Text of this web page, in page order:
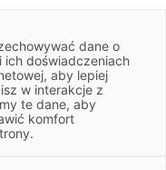
dane o
ich doświadczeniach
aby lepiej
w interakcje z
te dane, aby
komfort